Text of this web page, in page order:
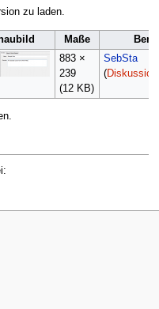
zu laden.
Maße
883 ×
239
(12 KB)
SebSta
(Diskussion